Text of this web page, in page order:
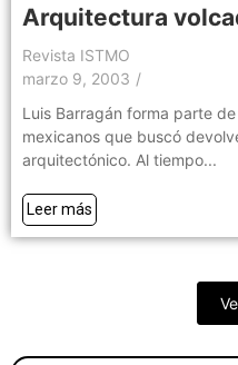
Arquitectura
Revista ISTMO
marzo 9, 2003 /
Luis Barragán forma parte
mexicanos que buscó
arquitectónico. Al tiempo...
Leer más